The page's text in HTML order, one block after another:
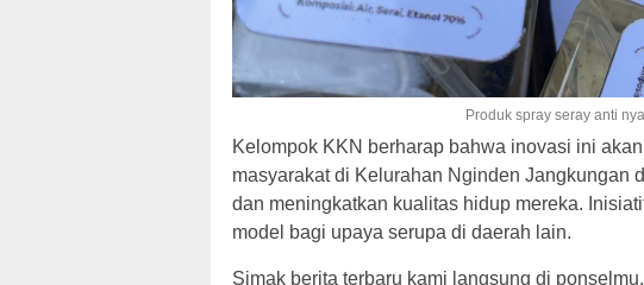
Produk spray seray anti
Kelompok KKN berharap bahwa inovasi ini
masyarakat di Kelurahan Nginden Jangkungan
dan meningkatkan kualitas hidup mereka.
model bagi upaya serupa di daerah lain.
Simak berita terbaru kami langsung di